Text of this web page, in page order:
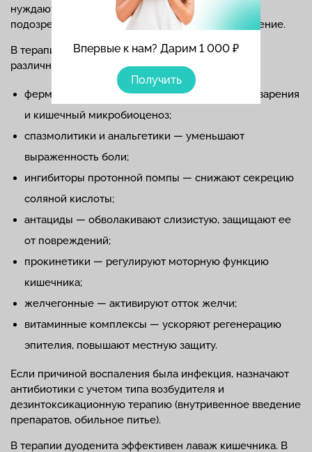
Впервые к нам? Дарим 1 000 ₽
Получить
нуждаются пациенты в тяжелом состоянии, с
подозрением на желудочно-кишечное кровотечение.
В терапии дуоденита используют препараты в
различной комбинации:
ферменты — восстанавливают функции пищеварения
и кишечный микробиоценоз;
спазмолитики и анальгетики — уменьшают
выраженность боли;
ингибиторы протонной помпы — снижают секрецию
соляной кислоты;
антациды — обволакивают слизистую, защищают ее
от повреждений;
прокинетики — регулируют моторную функцию
кишечника;
желчегонные — активируют отток желчи;
витаминные комплексы — ускоряют регенерацию
эпителия, повышают местную защиту.
Если причиной воспаления была инфекция, назначают
антибиотики с учетом типа возбудителя и
дезинтоксикационную терапию (внутривенное введение
препаратов, обильное питье).
В терапии дуоденита эффективен лаваж кишечника. В